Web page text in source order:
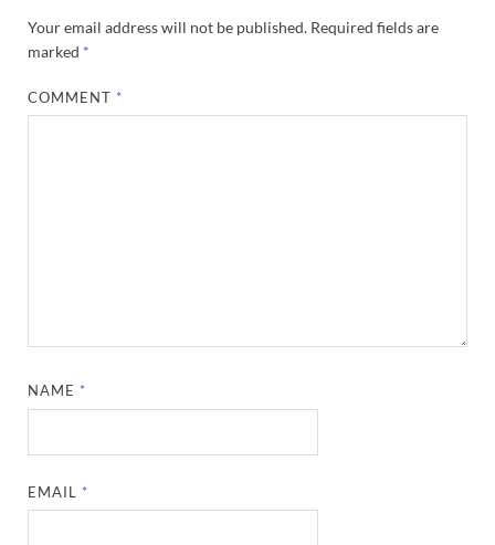
Your email address will not be published. Required fields are
marked *
COMMENT *
NAME *
EMAIL *